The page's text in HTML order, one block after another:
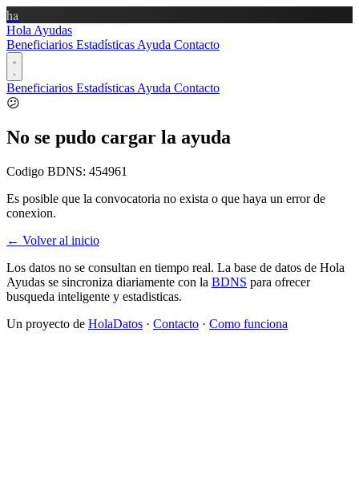
ha
Hola Ayudas
Beneficiarios Estadísticas Ayuda Contacto
Beneficiarios Estadísticas Ayuda Contacto
😕
No se pudo cargar la ayuda
Codigo BDNS: 454961
Es posible que la convocatoria no exista o que haya un error de
conexion.
← Volver al inicio
Los datos no se consultan en tiempo real. La base de datos de Hola
Ayudas se sincroniza diariamente con la BDNS para ofrecer
busqueda inteligente y estadisticas.
Un proyecto de HolaDatos · Contacto · Como funciona